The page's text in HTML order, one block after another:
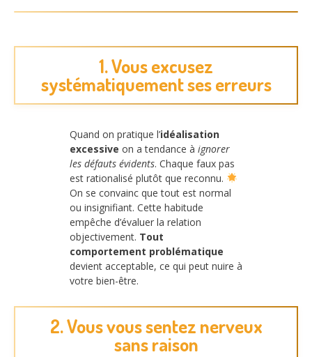
1. Vous excusez
systématiquement ses erreurs
Quand on pratique l’idéalisation
excessive on a tendance à ignorer
les défauts évidents. Chaque faux pas
est rationalisé plutôt que reconnu.
On se convainc que tout est normal
ou insignifiant. Cette habitude
empêche d’évaluer la relation
objectivement. Tout
comportement problématique
devient acceptable, ce qui peut nuire à
votre bien-être.
2. Vous vous sentez nerveux
sans raison